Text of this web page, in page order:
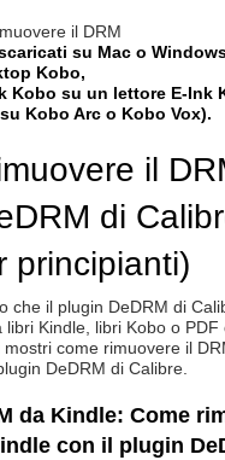
il DRM
su Mac o
Kobo,
Kobo su un lettore E-Ink
Kobo Arc o Kobo Vox).
il
di
principianti)
che il plugin DeDRM di
libri Kindle, libri Kobo o PDF
come rimuovere il
DeDRM di Calibre.
da Kindle: Come
con il plugin